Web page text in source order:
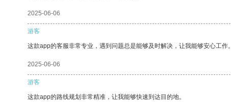
2025-06-06
游客
这款app的客服非常专业，遇到问题总是能够及时解决，让我能够安心工作。
2025-06-06
游客
这款app的路线规划非常精准，让我能够快速到达目的地。